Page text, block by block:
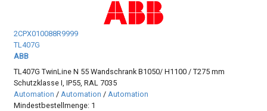
2CPX010088R9999
TL407G
ABB
TL407G TwinLine N 55 Wandschrank B1050/ H1100 / T275 mm
Schutzklasse I, IP55, RAL 7035
Automation / Automation / Automation
Mindestbestellmenge: 1